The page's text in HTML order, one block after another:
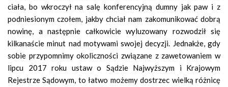
ciała, bo wkroczył na salę konferencyjną dumny jak paw i z
podniesionym czołem, jakby chciał nam zakomunikować dobrą
nowinę, a następnie całkowicie wyluzowany rozwodził się
kilkanaście minut nad motywami swojej decyzji. Jednakże, gdy
sobie przypomnimy okoliczności związane z zawetowaniem w
lipcu 2017 roku ustaw o Sądzie Najwyższym i Krajowym
Rejestrze Sądowym, to łatwo możemy dostrzec wielką różnicę